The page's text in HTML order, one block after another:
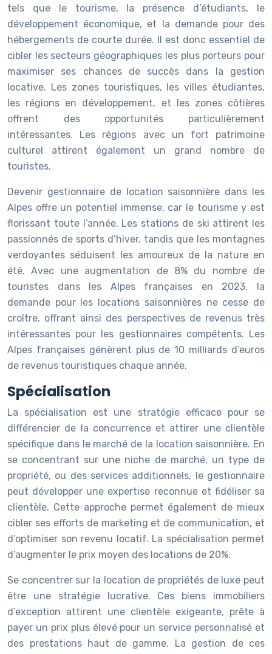
tels que le tourisme, la présence d’étudiants, le
développement économique, et la demande pour des
hébergements de courte durée. Il est donc essentiel de
cibler les secteurs géographiques les plus porteurs pour
maximiser ses chances de succès dans la gestion
locative. Les zones touristiques, les villes étudiantes,
les régions en développement, et les zones côtières
offrent des opportunités particulièrement
intéressantes. Les régions avec un fort patrimoine
culturel attirent également un grand nombre de
touristes.
Devenir gestionnaire de location saisonnière dans les
Alpes offre un potentiel immense, car le tourisme y est
florissant toute l’année. Les stations de ski attirent les
passionnés de sports d’hiver, tandis que les montagnes
verdoyantes séduisent les amoureux de la nature en
été. Avec une augmentation de 8% du nombre de
touristes dans les Alpes françaises en 2023, la
demande pour les locations saisonnières ne cesse de
croître, offrant ainsi des perspectives de revenus très
intéressantes pour les gestionnaires compétents. Les
Alpes françaises génèrent plus de 10 milliards d’euros
de revenus touristiques chaque année.
Spécialisation
La spécialisation est une stratégie efficace pour se
différencier de la concurrence et attirer une clientèle
spécifique dans le marché de la location saisonnière. En
se concentrant sur une niche de marché, un type de
propriété, ou des services additionnels, le gestionnaire
peut développer une expertise reconnue et fidéliser sa
clientèle. Cette approche permet également de mieux
cibler ses efforts de marketing et de communication, et
d’optimiser son revenu locatif. La spécialisation permet
d’augmenter le prix moyen des locations de 20%.
Se concentrer sur la location de propriétés de luxe peut
être une stratégie lucrative. Ces biens immobiliers
d’exception attirent une clientèle exigeante, prête à
payer un prix plus élevé pour un service personnalisé et
des prestations haut de gamme. La gestion de ces